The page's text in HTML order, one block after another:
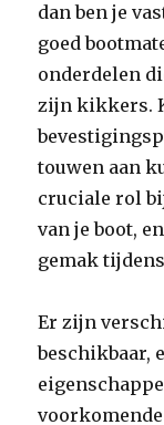
dan ben je
goed
onderdelen
zijn kikkers.
touwen aan
cruciale rol
van je boot,
gemak
Er zijn
beschikbaar,